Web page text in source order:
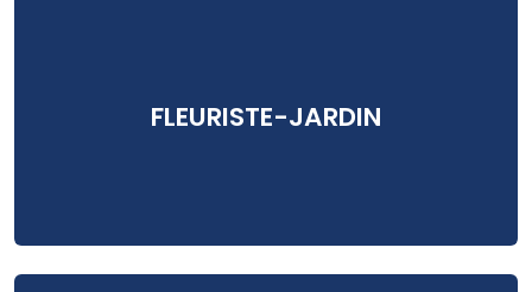
FLEURISTE-JARDIN